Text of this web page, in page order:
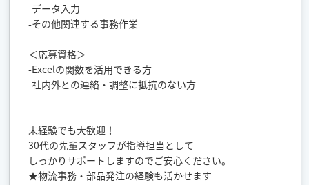
-データ入力
-その他関連する事務作業
＜応募資格＞
-Excelの関数を活用できる方
-社内外との連絡・調整に抵抗のない方
未経験でも大歓迎！
30代の先輩スタッフが指導担当として
しっかりサポートしますのでご安心ください。
★物流事務・部品発注の経験も活かせます